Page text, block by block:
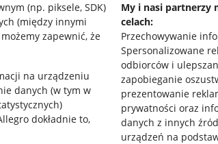
(np. piksele, SDK)
(między innymi
możemy zapewnić, że
na urządzeniu
danych (w tym w
dokładnie to,
My i nasi partnerzy
celach:
Przechowywanie
Spersonalizowane
odbiorców i
zapobieganie
prezentowanie
prywatności oraz
danych z innych
urządzeń na